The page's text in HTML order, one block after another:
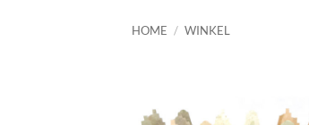
HOME / WINKEL